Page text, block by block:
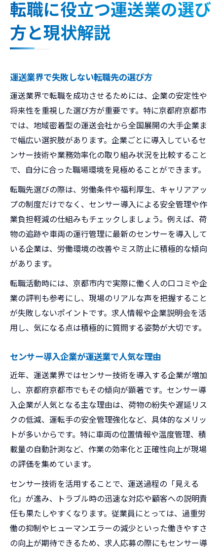
転職に役立つ運送業の選び
方と現状解説
運送業界で失敗しない転職先の選び方
運送業界で転職を成功させるためには、企業の安定性や
将来性を重視した選び方が重要です。特に京都府京都市
では、地域密着型の運送会社から全国展開の大手企業ま
で幅広い選択肢があります。企業ごとに導入しているセ
ンサー技術や業務効率化の取り組み状況を比較すること
で、自分に合った職場環境を見極めることができます。
転職先選びの際は、労働条件や福利厚生、キャリアアッ
プの制度だけでなく、センサー導入による安全管理や作
業負担軽減の仕組みもチェックしましょう。例えば、荷
物の追跡や車両の運行管理に最新のセンサーを導入して
いる企業は、労働環境の改善やミス防止に積極的な傾向
があります。
転職活動時には、京都市内で実際に働く人の口コミや企
業の評判も参考にし、現場のリアルな声を把握すること
が失敗しないポイントです。求人情報や企業説明会を活
用し、気になる点は積極的に質問する姿勢が大切です。
センサー導入企業が運送業で人気な理由
近年、運送業界ではセンサー技術を導入する企業が増加
し、京都府京都市でもその傾向が顕著です。センサー導
入企業が人気となる主な理由は、荷物の紛失や遅延リス
クの低減、運転手の安全管理強化など、具体的なメリッ
トが多いからです。特に車両の位置情報や温度管理、積
載量の自動計測など、作業の効率化と正確性向上が現場
の評価を集めています。
センサー技術を活用することで、運送過程の「見える
化」が進み、トラブル時の迅速な対応や顧客への説明責
任も果たしやすくなります。従業員にとっては、過重労
働の抑制やヒューマンエラーの減少といった働きやすさ
の向上が期待できるため、求人応募の際にもセンサー導